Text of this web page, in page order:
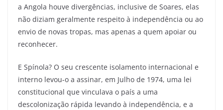
a Angola houve divergências, inclusive de Soares, elas
não diziam geralmente respeito à independência ou ao
envio de novas tropas, mas apenas a quem apoiar ou
reconhecer.
E Spínola? O seu crescente isolamento internacional e
interno levou-o a assinar, em Julho de 1974, uma lei
constitucional que vinculava o país a uma
descolonização rápida levando à independência, e a